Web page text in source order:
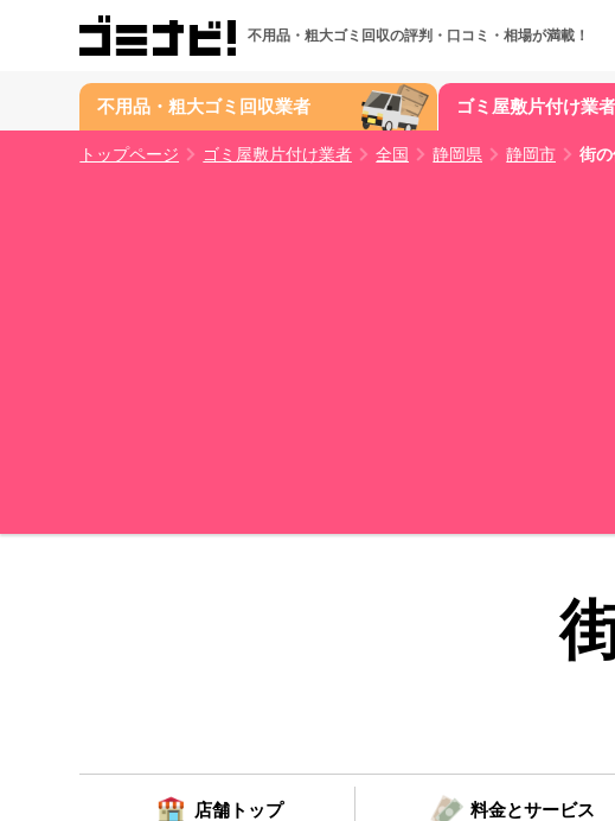
不用品・粗大ゴミ回収の評判・口コミ・相場が満載！
不用品・粗大ゴミ回収業者 ゴミ屋敷片付け業者
トップページ ゴミ屋敷片付け業者 全国 静岡県 静岡市 街
店舗トップ 料金とサービス